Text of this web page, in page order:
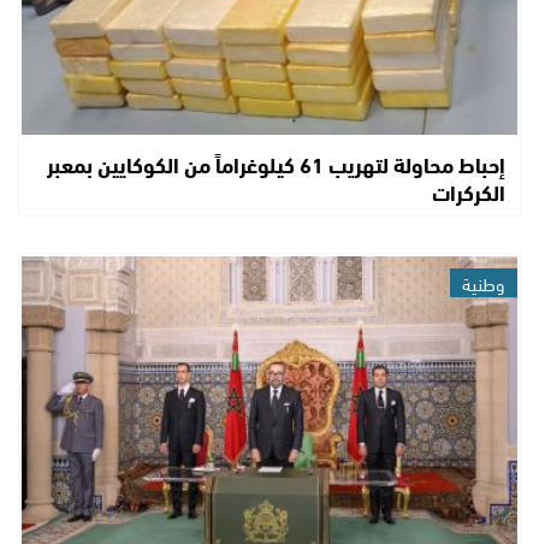
إحباط محاولة لتهريب 61 كيلوغراماً من الكوكايين بمعبر
الكركرات
وطنية